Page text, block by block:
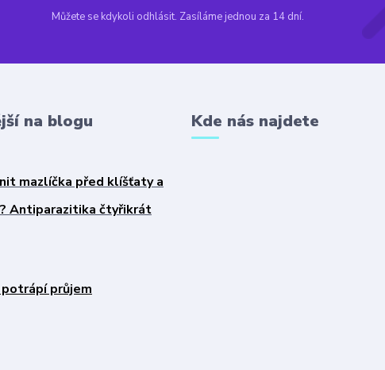
Můžete se kdykoli odhlásit. Zasíláme jednou za 14 dní.
na blogu
mazlíčka před klíšťaty a
Antiparazitika čtyřikrát
potrápí průjem
Kde nás najdete